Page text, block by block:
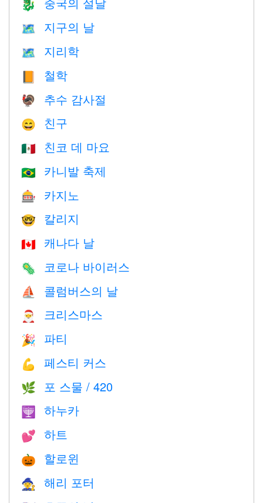
🐉
🗺️ 지구의 날
🗺 지리학
📙 철학
🦃 추수 감사절
😄 친구
🇲🇽 친코 데 마요
🇧🇷 카니발 축제
🎰 카지노
🤓 칼리지
🇨🇦 캐나다 날
🦠 코로나 바이러스
⛵️ 콜럼버스의 날
🎅 크리스마스
🎉 파티
💪 페스티 커스
🌿 포 스물 / 420
🕎 하누카
💕 하트
🎃 할로윈
🧙 해리 포터